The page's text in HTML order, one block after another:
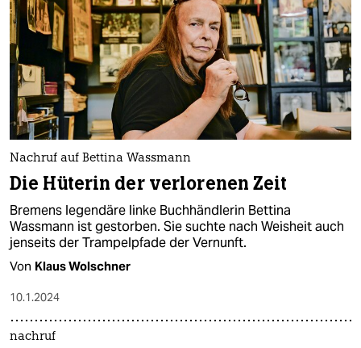
Nachruf auf Bettina Wassmann
Die Hüterin der verlorenen Zeit
Bremens legendäre linke Buchhändlerin Bettina
Wassmann ist gestorben. Sie suchte nach Weisheit auch
jenseits der Trampelpfade der Vernunft.
Von Klaus Wolschner
10.1.2024
nachruf